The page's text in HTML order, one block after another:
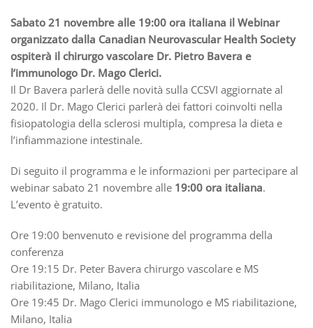
Sabato 21 novembre alle 19:00 ora italiana il Webinar
organizzato dalla Canadian Neurovascular Health Society
ospiterà il chirurgo vascolare Dr. Pietro Bavera e
l’immunologo Dr. Mago Clerici.
Il Dr Bavera parlerà delle novità sulla CCSVI aggiornate al
2020. Il Dr. Mago Clerici parlerà dei fattori coinvolti nella
fisiopatologia della sclerosi multipla, compresa la dieta e
l’infiammazione intestinale.
Di seguito il programma e le informazioni per partecipare al
webinar sabato 21 novembre alle 19:00 ora italiana.
L’evento è gratuito.
Ore 19:00 benvenuto e revisione del programma della
conferenza
Ore 19:15 Dr. Peter Bavera chirurgo vascolare e MS
riabilitazione, Milano, Italia
Ore 19:45 Dr. Mago Clerici immunologo e MS riabilitazione,
Milano, Italia